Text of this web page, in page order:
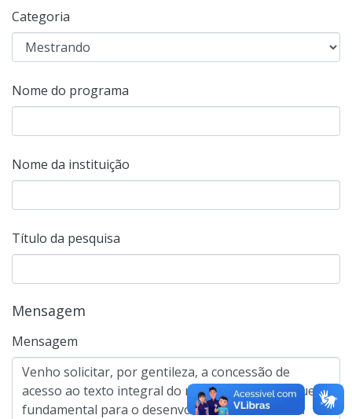
Categoria
Nome do programa
Nome da instituição
Título da pesquisa
Mensagem
Mensagem